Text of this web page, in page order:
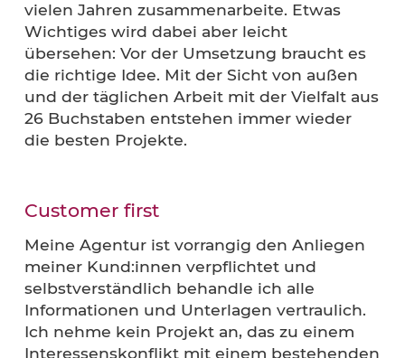
wahrscheinlich tragen sie mit dazu bei,
ich mit vielen meiner Kund:innen seit
vielen Jahren zusammenarbeite. Etwas
Wichtiges wird dabei aber leicht
übersehen: Vor der Umsetzung braucht
die richtige Idee. Mit der Sicht von außen
die besten Projekte.
Customer first
Meine Agentur ist vorrangig den Anliegen
meiner Kund:innen verpflichtet und